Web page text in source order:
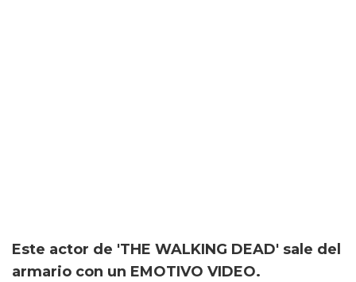
Este actor de 'THE WALKING DEAD' sale del
armario con un EMOTIVO VIDEO.